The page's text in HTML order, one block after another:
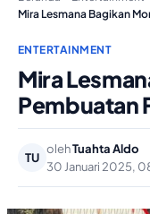
ENTERTAINMENT
Mira
Pembuatan
TU
olehTuahta Aldo
30 Januari 2025,